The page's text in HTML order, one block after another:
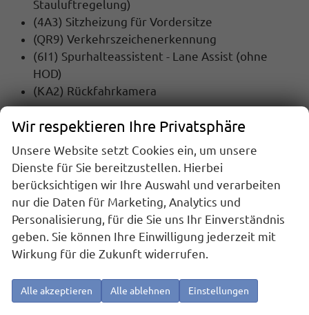
Stauluftregelung)
(4A3) Sitzheizung für Vordersitze
(QR9) Verkehrszeichenerkennung
(6I1) Spurhalteassistent - Lane Assist (ohne
HOD)
(KA2) Rückfahrkamera
MULTIMEDIA UND KOMMUNIKATION:
über App Connect möglich (kompatibles
Smartphone erforderlich))
SICHERHEIT:
(UG1) Berganfahrassistent
(EM2) Ablenkungs- und Müdigkeitserkennung
(4UF) Beifahrerairbag-Deaktivierung
Wir respektieren Ihre Privatsphäre
Unsere Website setzt Cookies ein, um unsere
Dienste für Sie bereitzustellen. Hierbei
berücksichtigen wir Ihre Auswahl und verarbeiten
nur die Daten für Marketing, Analytics und
Personalisierung, für die Sie uns Ihr Einverständnis
geben. Sie können Ihre Einwilligung jederzeit mit
Wirkung für die Zukunft widerrufen.
Alle akzeptieren Alle ablehnen Einstellungen